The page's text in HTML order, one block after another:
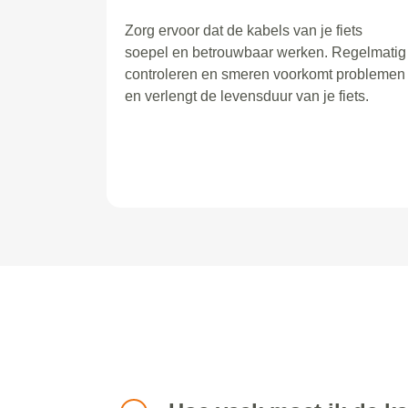
Zorg ervoor dat de kabels van je fiets
soepel en betrouwbaar werken. Regelmatig
controleren en smeren voorkomt problemen
en verlengt de levensduur van je fiets.